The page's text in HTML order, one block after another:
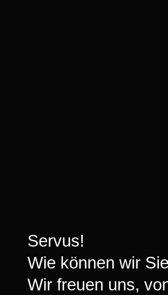
Servus!
Wie können wir
Wir freuen uns,